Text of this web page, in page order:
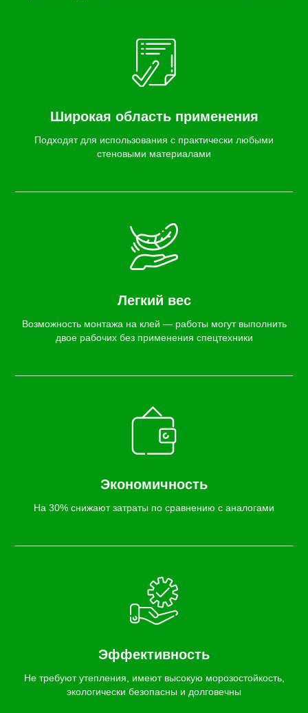
Широкая область применения
Подходят для использования с практически любыми
стеновыми материалами
Легкий вес
Возможность монтажа на клей — работы могут выполнить
двое рабочих без применения спецтехники
Экономичность
На 30% снижают затраты по сравнению с аналогами
Эффективность
Не требуют утепления, имеют высокую морозостойкость,
экологически безопасны и долговечны